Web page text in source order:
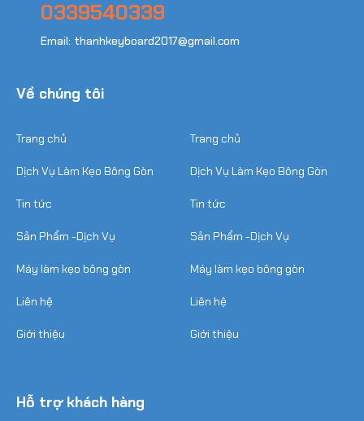
0339540339
Email: thanhkeyboard2017@gmail.com
Về chúng tôi
Trang chủ
Dịch Vụ Làm Kẹo Bông Gòn
Tin tức
Sản Phẩm -Dịch Vụ
Máy làm kẹo bông gòn
Liên hệ
Giới thiệu
Trang chủ
Dịch Vụ Làm Kẹo Bông Gòn
Tin tức
Sản Phẩm -Dịch Vụ
Máy làm kẹo bông gòn
Liên hệ
Giới thiệu
Hỗ trợ khách hàng